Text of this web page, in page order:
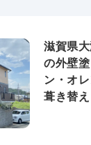
滋賀県
の外壁
ン・オ
葺き替え